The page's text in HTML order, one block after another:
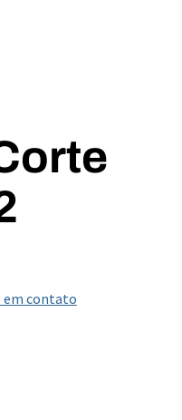
em contato